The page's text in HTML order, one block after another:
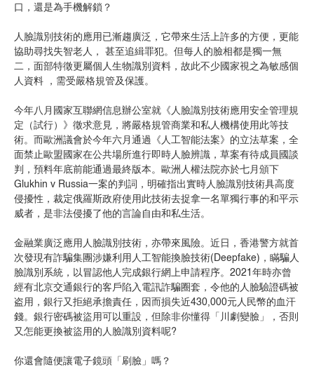
口，還是為手機解鎖？
人臉識別技術的應用已漸趨廣泛，它帶來生活上許多的方便，更能
協助尋找失智老人， 甚至追緝罪犯。但每人的臉相都是獨一無
二，面部特徵更屬個人生物識別資料，故此不少國家視之為敏感個
人資料 ，需受嚴格規管及保護。
今年八月國家互聯網信息辦公室就《人臉識別技術應用安全管理規
定（試行）》徵求意見，將嚴格規管商業和私人機構使用此等技
術。而歐洲議會於今年六月通過《人工智能法案》的立法草案，全
面禁止歐盟國家在公共場所進行即時人臉辨識，草案有待成員國談
判，預料年底前能通過最終版本。歐洲人權法院亦於七月頒下
Glukhin v Russia一案的判詞，明確指出實時人臉識別技術具高度
侵擾性，裁定俄羅斯政府使用此技術去捉拿一名單獨行事的和平示
威者，是非法侵擾了他的言論自由和私生活。
金融業廣泛應用人臉識別技術，亦帶來風險。近日，香港警方就首
次發現有詐騙集團涉嫌利用人工智能換臉技術(Deepfake)，瞞騙人
臉識別系統，以冒認他人完成銀行網上申請程序。2021年時亦曾
經有北京交通銀行的客戶陷入電訊詐騙圈套，令他的人臉驗證碼被
盗用，銀行又拒絕承擔責任，因而損失近430,000元人民幣的血汗
錢。銀行密碼被盜用可以重設，但除非你懂得「川劇變臉」，否則
又怎能更換被盜用的人臉識別資料呢?
你還會隨便讓電子鏡頭「刷臉」嗎？